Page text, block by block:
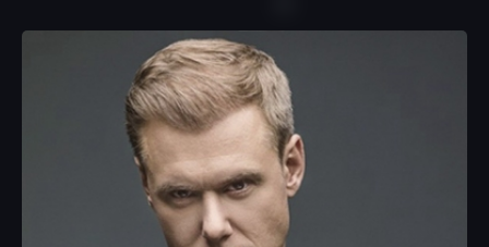
conocido por sus frecuentes colaboraciones con
Max B, y más recientemente con Rick Ross junto
con su grupo de Coke Boys. Además de
colaboraciones con artistas reconocidos como
Drake, will.i.am, Jeremih, Future, Lil Wayne, Fat Joe,
J Balvin…entre otros